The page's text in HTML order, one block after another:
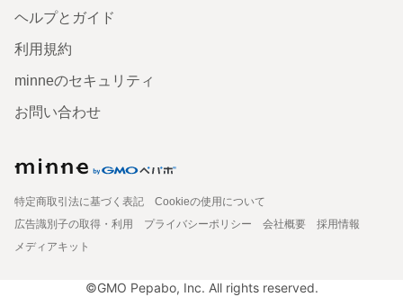
ヘルプとガイド
利用規約
minneのセキュリティ
お問い合わせ
特定商取引法に基づく表記
Cookieの使用について
広告識別子の取得・利用
プライバシーポリシー 会社概要
採用情報
メディアキット
©GMO Pepabo, Inc. All rights reserved.